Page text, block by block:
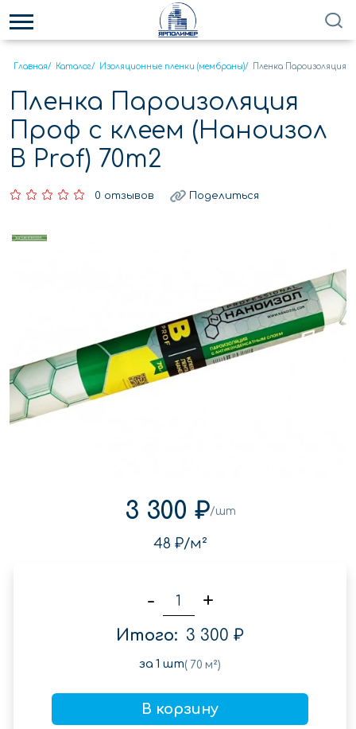
Главная/ Каталог/ Изоляционные пленки (мембраны)/ Пленка Пароизоляция
Пленка Пароизоляция
Проф с клеем (Наноизол
B Prof) 70m2
0 отзывов Поделиться
3 300 ₽/шт
48 ₽/м²
- +
Итого: 3 300 ₽
за 1 шт( 70 м²)
В корзину